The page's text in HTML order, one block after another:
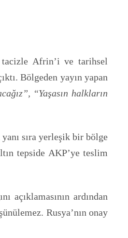
tacizle Afrin’i ve tarihsel
Bölgeden yayın yapan
“Yaşasın halkların
sıra yerleşik bir bölge
tepside AKP’ye teslim
açıklamasının ardından
Rusya’nın onay